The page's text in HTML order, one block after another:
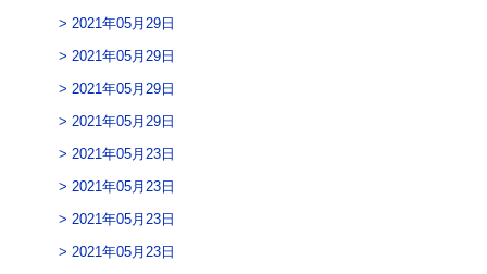
2021年05月29日
2021年05月29日
2021年05月29日
2021年05月29日
2021年05月23日
2021年05月23日
2021年05月23日
2021年05月23日